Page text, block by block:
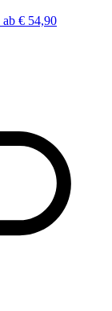
ab € 54,90